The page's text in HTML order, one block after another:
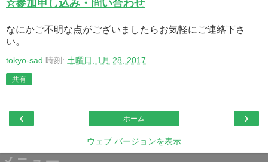
☆参加申し込み・問い合わせ
なにかご不明な点がございましたらお気軽にご連絡下さ
い。
tokyo-sad 時刻: 土曜日, 1月 28, 2017
共有
‹ ›
ホーム
ウェブ バージョンを表示